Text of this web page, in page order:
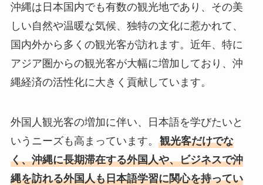
沖縄は日本国内でも有数の観光地であり、その美
しい自然や温暖な気候、独特の文化に惹かれて、
国内外から多くの観光客が訪れます。近年、特に
アジア圏からの観光客が大幅に増加しており、沖
縄経済の活性化に大きく貢献しています。
外国人観光客の増加に伴い、日本語を学びたいと
いうニーズも高まっています。 観光客だけでな
く、沖縄に長期滞在する外国人や、ビジネスで沖
縄を訪れる外国人も日本語学習に関心を持ってい